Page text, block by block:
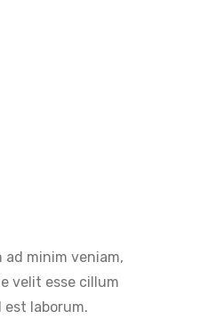
minim veniam,
velit esse cillum
laborum.